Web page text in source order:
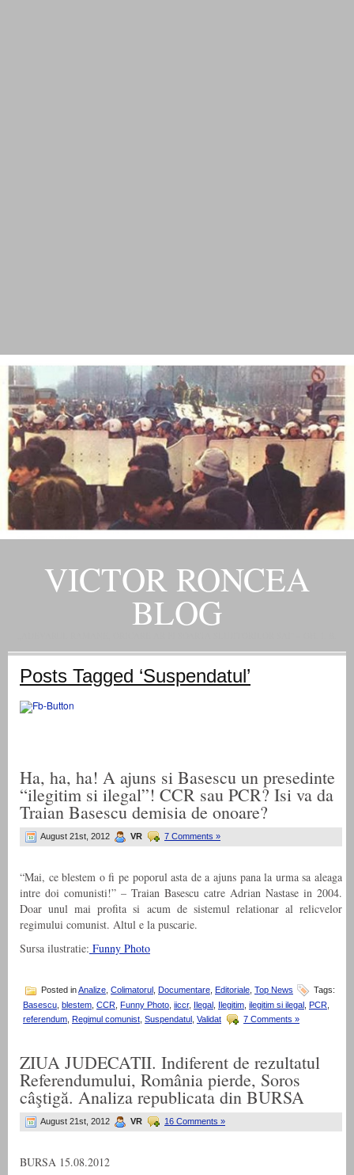
VICTOR RONCEA
BLOG
Posts Tagged ‘Suspendatul’
Ha, ha, ha! A ajuns si Basescu un presedinte
“ilegitim si ilegal”! CCR sau PCR? Isi va da
Traian Basescu demisia de onoare?
August 21st, 2012 VR 7 Comments »
“Mai, ce blestem o fi pe poporul asta de a ajuns pana la urma sa aleaga
intre doi comunisti!” – Traian Basescu catre Adrian Nastase in 2004.
Doar unul mai profita si acum de sistemul relationar al relicvelor
regimului comunist. Altul e la puscarie.
Sursa ilustratie: Funny Photo
Posted inAnalize Colimatorul Documentare Editoriale Top News
Tags:
Basescu, blestem, CCR, Funny Photo, iiccr, Ilegal , Ilegitim, ilegitim si ilegal , PCR,
referendum
Regimul comunist Suspendatul Validat 7 Comments »
ZIUA JUDECATII. Indiferent de rezultatul
Referendumului, România pierde, Soros
câştigă. Analiza republicata din BURSA
August 21st, 2012 VR 16 Comments »
BURSA 15.08.2012